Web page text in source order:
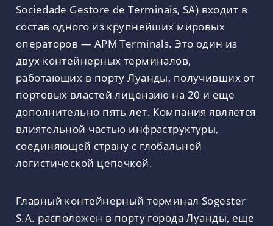
Sociedade Gestore de Terminais, SA) входит в
состав одного из крупнейших мировых
операторов — APM Terminals. Это один из
двух контейнерных терминалов,
работающих в порту Луанды, получивших от
портовых властей лицензию на 20 и еще
дополнительно пять лет. Компания является
влиятельной частью инфраструктуры,
соединяющей страну с глобальной
логистической цепочкой.
Главный контейнерный терминал Sogester
S.A. расположен в порту города Луанды, еще